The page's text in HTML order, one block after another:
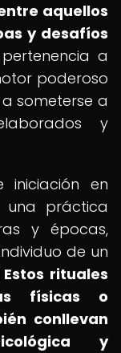
aquellos
y desafíos
a
poderoso
someterse a
y
iniciación en
una práctica
y épocas,
de un
Estos rituales
físicas o
conllevan
y